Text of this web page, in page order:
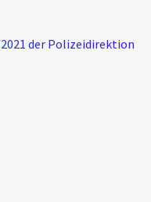
der Polizeidirektion